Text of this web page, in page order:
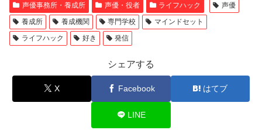
声優事務所・養成所 声優・役者 ライフハック
声優
養成所
養成機関 専門学校
マインドセット
ライフハック
好き 発信
シェアする
X Facebook はてブ
LINE